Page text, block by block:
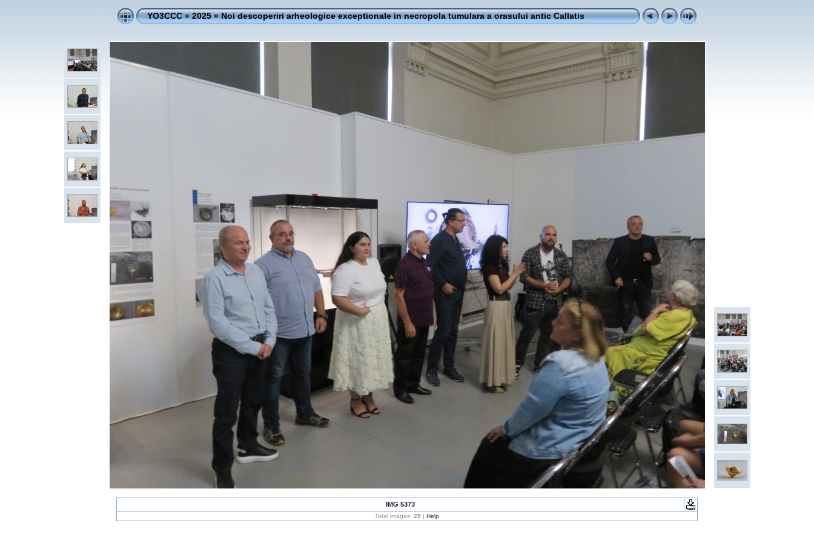
YO3CCC»2025»Noi descoperiri arheologice exceptionale in necropola tumulara a orasului antic Callatis
IMG 5373
Total images: 29 | Help